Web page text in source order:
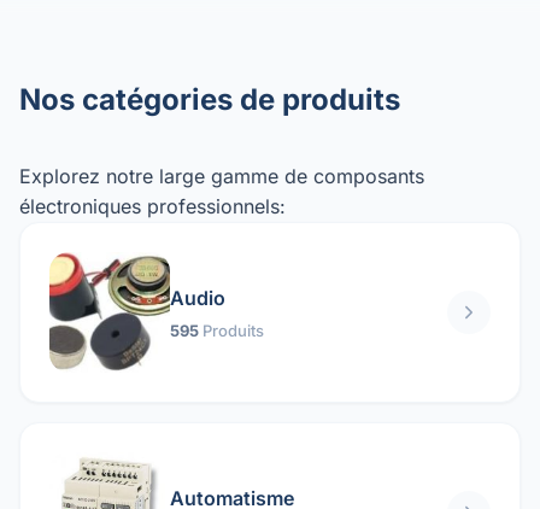
Nos catégories de produits
Explorez notre large gamme de composants
électroniques professionnels:
Audio
595 Produits
Automatisme